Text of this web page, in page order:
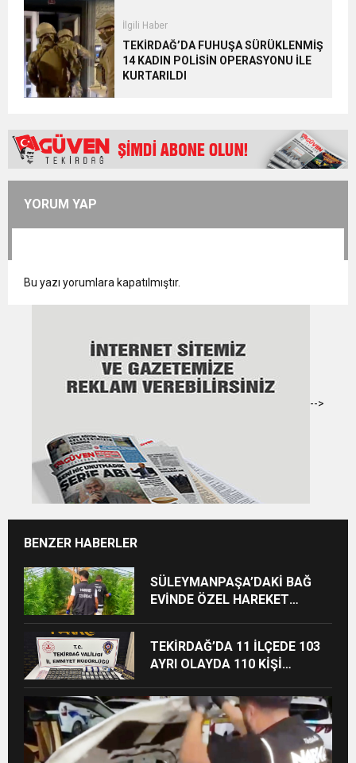
İlgili Haber
TEKİRDAĞ’DA FUHUŞA SÜRÜKLENMİŞ
14 KADIN POLİSİN OPERASYONU İLE
KURTARILDI
YORUM YAP
Bu yazı yorumlara kapatılmıştır.
-->
BENZER HABERLER
SÜLEYMANPAŞA’DAKİ BAĞ
EVİNDE ÖZEL HAREKET
TEKİRDAĞ’DA 11 İLÇEDE 103
AYRI OLAYDA 110 KİŞİ